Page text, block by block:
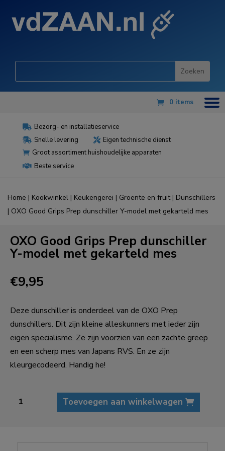
0 items
 Bezorg- en installatieservice
 Snelle levering  Eigen technische dienst
 Groot assortiment huishoudelijke apparaten
 Beste service
Home | Kookwinkel | Keukengerei | Groente en fruit| Dunschillers
| OXO Good Grips Prep dunschiller Y-model met gekarteld mes
OXO Good Grips Prep dunschiller
Y-model met gekarteld mes
€9,95
Deze dunschiller is onderdeel van de OXO Prep
dunschillers. Dit zijn kleine alleskunners met ieder zijn
eigen specialisme. Ze zijn voorzien van een zachte greep
en een scherp mes van Japans RVS. En ze zijn
kleurgecodeerd. Handig he!
Good
Toevoegen aan winkelwagen